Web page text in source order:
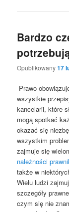
Bardzo
Opublikowany17
Prawo
wszystkie
kancelarii, które
mogą spotkać
okazać się
wszystkim
zajmuje się
należności
także w
Wielu ludzi
szczegóły
czym się nie